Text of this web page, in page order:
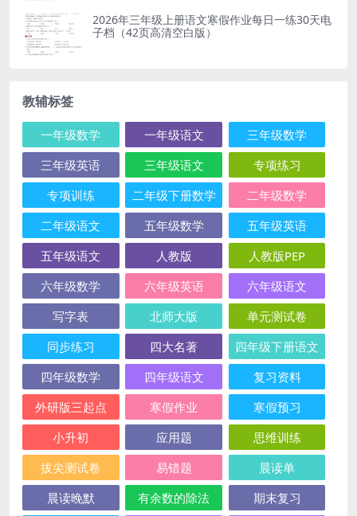
2026年三年级上册语文寒假作业每日一练30天电
子档（42页高清空白版）
教辅标签
一年级数学 一年级语文
三年级数学
三年级英语
三年级语文
专项练习
专项训练
二年级下册数学
二年级数学
二年级语文
五年级数学
五年级英语
五年级语文
人教版
人教版PEP
六年级数学
六年级英语
六年级语文
写字表
北师大版
单元测试卷
同步练习
四大名著
四年级下册语文
四年级数学
四年级语文
复习资料
外研版三起点
寒假作业
寒假预习
小升初
应用题
思维训练
拔尖测试卷
易错题
晨读单
晨读晚默
有余数的除法 期末复习